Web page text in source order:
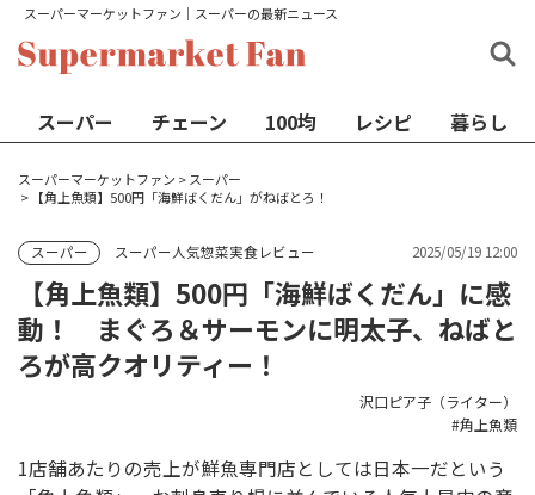
スーパーマーケットファン│スーパーの最新ニュース
スーパー チェーン 100均 レシピ 暮らし
スーパーマーケットファン > スーパー
> 【角上魚類】500円「海鮮ばくだん」がねばとろ！
スーパー スーパー人気惣菜実食レビュー 2025/05/19 12:00
【角上魚類】500円「海鮮ばくだん」に感
動！ まぐろ＆サーモンに明太子、ねばと
ろが高クオリティー！
沢口ピア子（ライター）
角上魚類
1店舗あたりの売上が鮮魚専門店としては日本一だという